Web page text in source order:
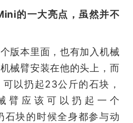
的一大亮点，虽然并不
版本里面，也有加入机械
械臂安装在他的头上，而
以扔起23公斤的石块，
臂应该可以扔起一个
块的时候全身都参与动